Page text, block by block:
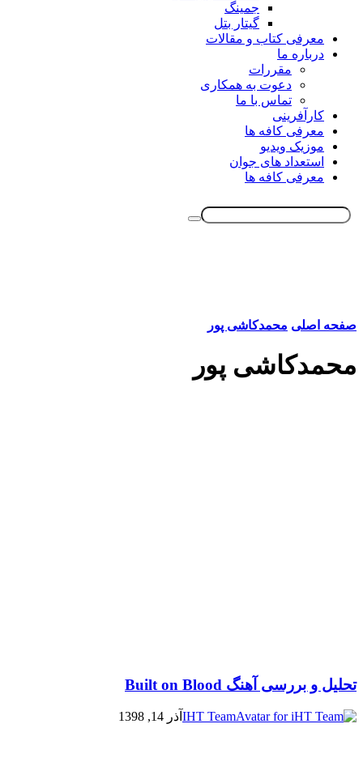
جمینگ
گیتار بتل
معرفی کتاب و مقالات
درباره ما
مقررات
دعوت به همکاری
تماس با ما
کارآفرینی
معرفی کافه ها
موزیک ویدیو
استعداد های جوان
معرفی کافه ها
صفحه اصلی محمدکاشی پور
محمدکاشی پور
تحلیل و بررسی آهنگ Built on Blood
IHT Team آذر 14, 1398